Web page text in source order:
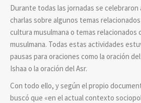
Durante todas las jornadas se
charlas sobre algunos temas
cultura musulmana o temas relacionados
musulmana. Todas estas actividades
pausas para oraciones como la oración
Ishaa o la oración del Asr.
Con todo ello, y según el propio
buscó que «en el actual contexto